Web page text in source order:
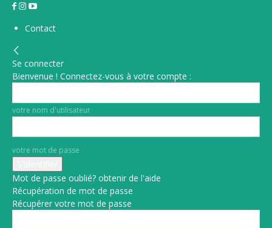
Contact
Se connecter
Bienvenue ! Connectez-vous à votre compte :
votre nom d'utilisateur
votre mot de passe
Mot de passe oublié? obtenir de l'aide
Récupération de mot de passe
Récupérer votre mot de passe